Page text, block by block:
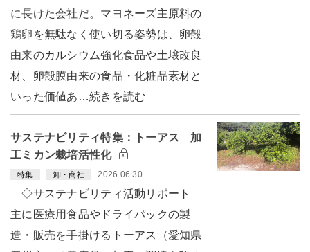
に長けた会社だ。マヨネーズ主原料の
鶏卵を無駄なく使い切る姿勢は、卵殻
由来のカルシウム強化食品や土壌改良
材、卵殻膜由来の食品・化粧品素材と
いった価値あ…続きを読む
サステナビリティ特集：トーアス 加
工ミカン栽培活性化
特集 卸・商社 2026.06.30
◇サステナビリティ活動リポート
主に医療用食品やドライパックの製
造・販売を手掛けるトーアス（愛知県